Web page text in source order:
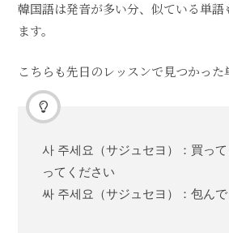
韓国語は発音が多い分、似ている単
ます。
こちらも先日のレッスンで見つかった
사 주세요（サジュセヨ）：買っ
ってください
싸 주세요（サジュセヨ）：包ん